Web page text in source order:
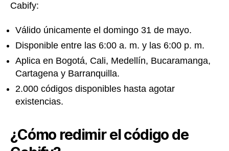
Cabify:
Válido únicamente el domingo 31 de mayo.
Disponible entre las 6:00 a. m. y las 6:00 p. m.
Aplica en Bogotá, Cali, Medellín, Bucaramanga,
Cartagena y Barranquilla.
2.000 códigos disponibles hasta agotar
existencias.
¿Cómo redimir el código de